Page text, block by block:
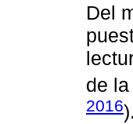
Del
de
2016).